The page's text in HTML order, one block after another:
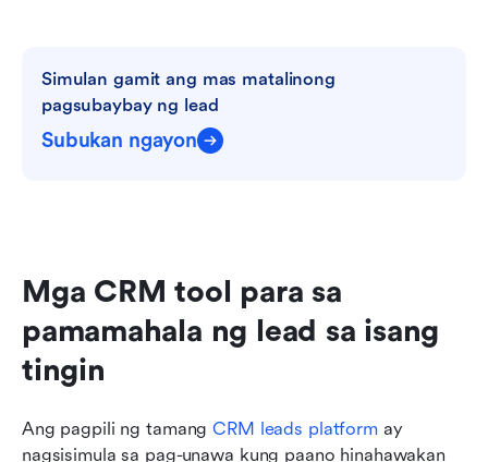
Simulan gamit ang mas matalinong
pagsubaybay ng lead
Subukan ngayon
Mga CRM tool para sa
pamamahala ng lead sa isang
tingin
Ang pagpili ng tamang CRM leads platform ay
nagsisimula sa pag-unawa kung paano hinahawakan